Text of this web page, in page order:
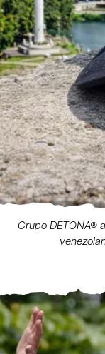
Grupo DETONA®